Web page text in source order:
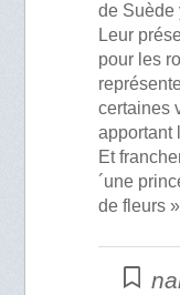
de Suède
Leur
pour les
certaines
apportant
Et
´une
de fleurs